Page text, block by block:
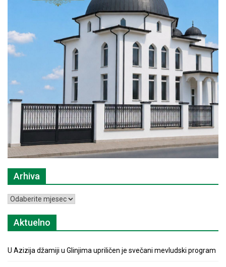
Arhiva
Arhiva
Aktuelno
U Azizija džamiji u Glinjima upriličen je svečani mevludski program